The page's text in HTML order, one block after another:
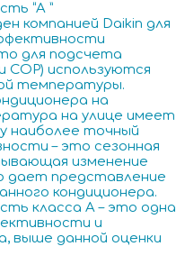
“А ”
компанией Daikin для
для подсчета
COP) используются
температуры.
на
на улице имеет
наиболее точный
– это сезонная
изменение
дает представление
кондиционера.
класса А – это одна
и
выше данной оценки